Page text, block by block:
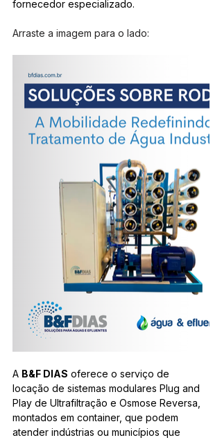
fornecedor especializado.
Arraste a imagem para o lado:
A B&F DIAS oferece o serviço de
locação de sistemas modulares Plug and
Play de Ultrafiltração e Osmose Reversa,
montados em container, que podem
atender indústrias ou municípios que